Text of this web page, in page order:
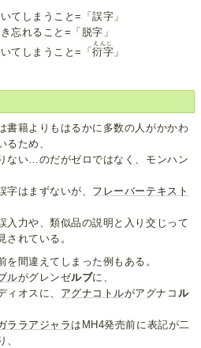
てしまうこと=「誤字」
忘れること=「脱字」
てしまうこと=「衍字
えんじ
」
書籍よりもはるかに多数の人がかかわ
るため、
ない…のだがゼロではなく、モンハン
字はまずないが、 フレーバーテキスト
入力や、類似品の説明と入り交じって
されている。
間違えてしまった例もある。
ルがグレンゼルブに、
ィオスに、 アグナコトルがアグナコ ル
ララアジャラ はMH4発売前に表記が二